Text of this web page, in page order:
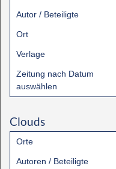
Autor / Beteiligte
Ort
Verlage
Zeitung nach Datum
auswählen
Clouds
Orte
Autoren / Beteiligte